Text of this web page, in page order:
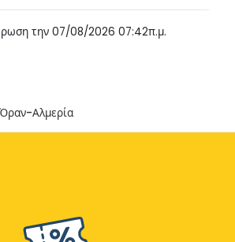
την 07/08/2026 07:42π.μ.
Όραν-Αλμερία